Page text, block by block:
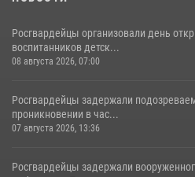
Росгвардейцы организовали день
воспитанников детск...
08 августа 2026, 07:00
Росгвардейцы задержали
проникновении в час...
07 августа 2026, 13:36
Росгвардейцы задержали